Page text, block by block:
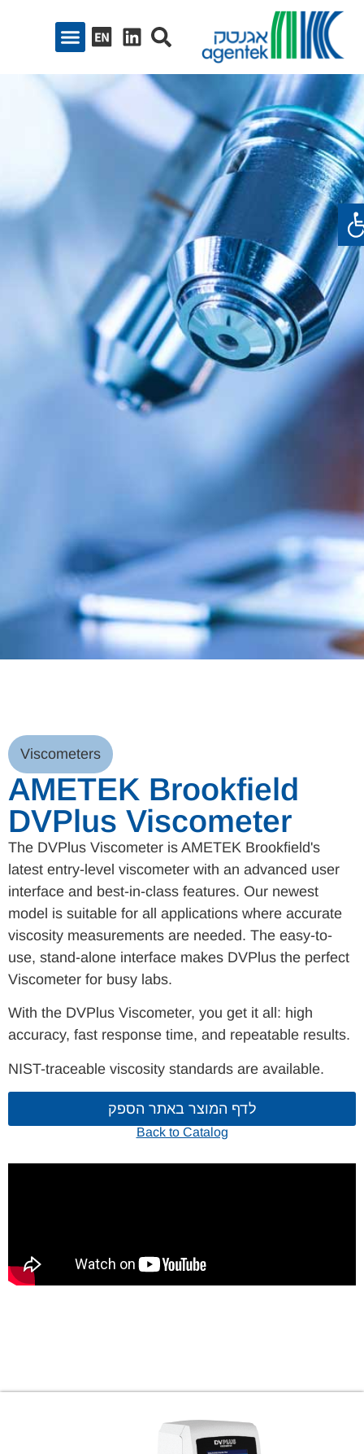
סרגל נגישות
Viscometers
AMETEK Brookfield
DVPlus Viscometer
The DVPlus Viscometer is AMETEK Brookfield's
latest entry-level viscometer with an advanced user
interface and best-in-class features. Our newest
model is suitable for all applications where accurate
viscosity measurements are needed. The easy-to-
use, stand-alone interface makes DVPlus the perfect
Viscometer for busy labs.
With the DVPlus Viscometer, you get it all: high
accuracy, fast response time, and repeatable results.
NIST-traceable viscosity standards are available.
לדף המוצר באתר הספק
Back to Catalog